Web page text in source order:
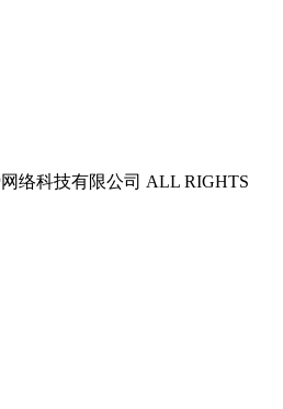
络科技有限公司 ALL RIGHTS